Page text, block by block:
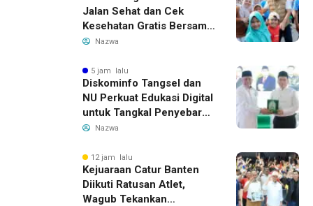
Jalan Sehat dan Cek
Kesehatan Gratis Bersama
Gubernur Banten
Nazwa
5 jam lalu
Diskominfo Tangsel dan
NU Perkuat Edukasi Digital
untuk Tangkal Penyebaran
Hoaks
Nazwa
12 jam lalu
Kejuaraan Catur Banten
Diikuti Ratusan Atlet,
Wagub Tekankan